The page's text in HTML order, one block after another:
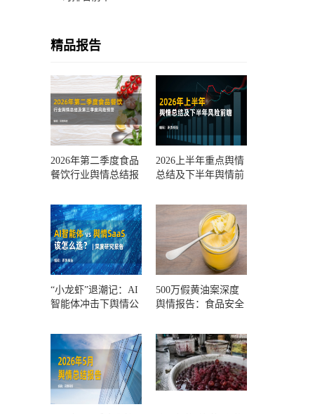
精品报告
2026年第二季度食品
餐饮行业舆情总结报
测
2026上半年重点舆情
总结及下半年舆情前
“小龙虾”退潮记：AI
智能体冲击下舆情公
500万假黄油案深度
舆情报告：食品安全
一环？